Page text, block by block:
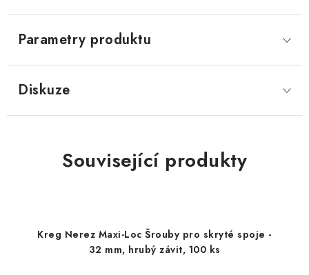
Parametry produktu
Diskuze
Související produkty
Kreg Nerez Maxi-Loc Šrouby pro skryté spoje -
32 mm, hrubý závit, 100 ks